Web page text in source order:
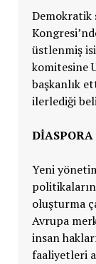
Demokratik
üstlenmiş
komitesine
başkanlık
ilerlediği
DİASPORA
Yeni
oluşturma
Avrupa
insan
faaliyetleri